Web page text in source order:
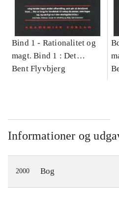
Bind 1 - Rationalitet og
magt. Bind 1 : Det
konkretes videnskab
Bent Flyvbjerg
Informationer og
2000 Bog